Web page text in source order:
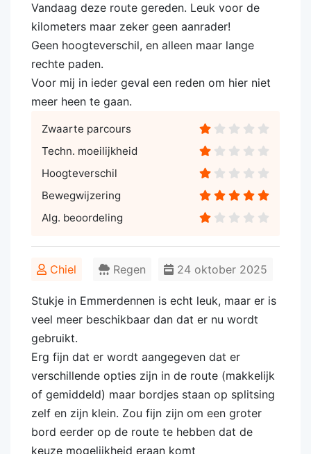
Vandaag deze route gereden. Leuk voor de
kilometers maar zeker geen aanrader!
Geen hoogteverschil, en alleen maar lange
rechte paden.
Voor mij in ieder geval een reden om hier niet
meer heen te gaan.
Zwaarte parcours
Techn. moeilijkheid
Hoogteverschil
Bewegwijzering
Alg. beoordeling
Chiel 24 oktober 2025
Regen
Stukje in Emmerdennen is echt leuk, maar er is
veel meer beschikbaar dan dat er nu wordt
gebruikt.
Erg fijn dat er wordt aangegeven dat er
verschillende opties zijn in de route (makkelijk
of gemiddeld) maar bordjes staan op splitsing
zelf en zijn klein. Zou fijn zijn om een groter
bord eerder op de route te hebben dat de
keuze mogelijkheid eraan komt